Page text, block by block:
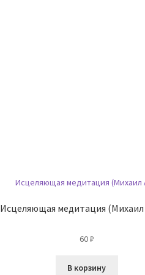
Исцеляющая медитация (Михаил
60₽
В корзину